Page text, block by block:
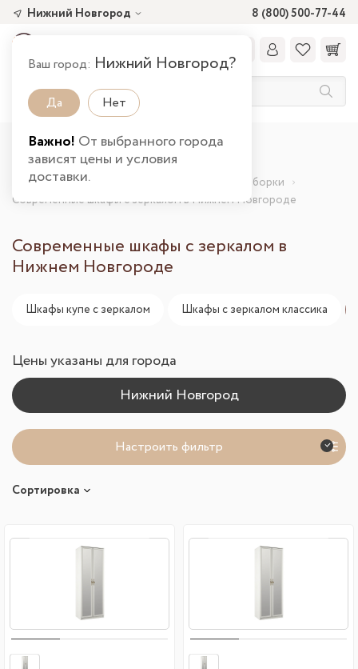
8 (800) 500-77-44
Нижний Новгород
Ваш город: Нижний Новгород?
Да Нет
Важно! От выбранного города
зависят цены и условия
доставки.
Главная
Каталог товаров
Шкафы и стеллажи от производителя
Шкафы с зеркалом от производителя
Подборки
Современные шкафы с зеркалом в Нижнем Новгороде
Современные шкафы с зеркалом в
Нижнем Новгороде
Шкафы купе с зеркалом Шкафы с зеркалом классика
Цены указаны для города
Настроить фильтр
Сортировка